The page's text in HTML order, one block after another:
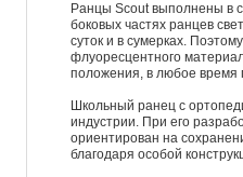
Ранцы Scout выполнены в
боковых частях ранцев
суток и в сумерках.
флуоресцентного
положения, в любое время
Школьный ранец с
индустрии. При его
ориентирован на
благодаря особой